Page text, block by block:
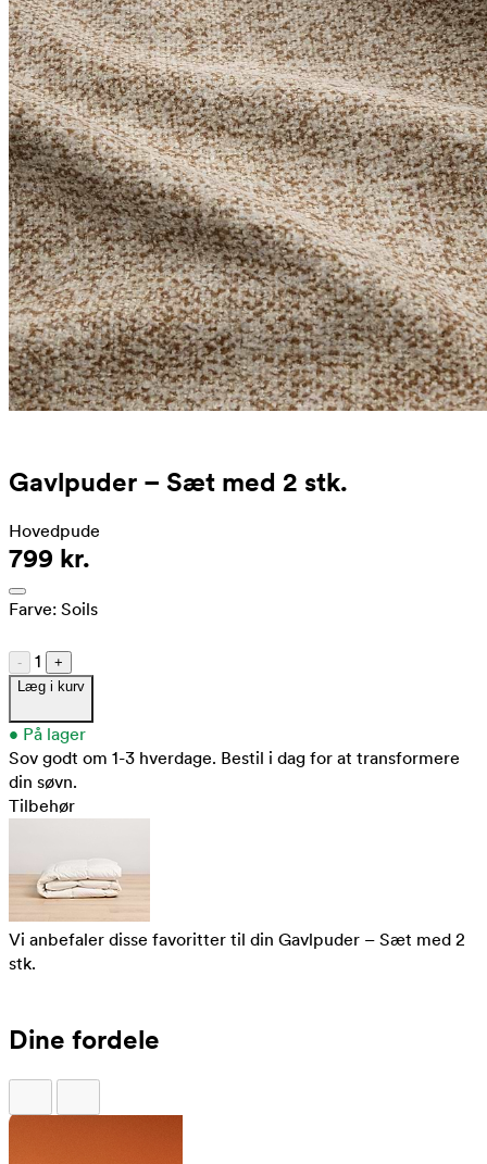
Gavlpuder – Sæt med 2 stk.
Hovedpude
799 kr.
Farve: Soils
- 1
+
Læg i kurv
• På lager
Sov godt om 1-3 hverdage. Bestil i dag for at transformere
din søvn.
Tilbehør
Vi anbefaler disse favoritter til din Gavlpuder – Sæt med 2
stk.
Dine fordele